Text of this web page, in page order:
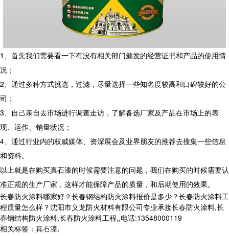
1、首先我们需要看一下有没有相关部门颁发的经营证书和产品的使用情
况；
2、通过多种方式挑选，过滤，尽量选择一些知名度较高和口碑较好的公
司；
3、自己亲自去市场进行调查走访，了解备选厂家及产品在市场上的表
现、运作、销量状况；
4、通过行业内的权威媒体、资深展会及业界朋友的推荐去搜集一些信息
和资料。
以上就是在购买真石漆的时候需要注意的问题，我们在购买的时候需要认
准正规的生产厂家，这样才能保障产品的质量，和后期使用的效果。
长春防火涂料哪家好？长春钢结构防火涂料报价是多少？长春防火涂料工
程质量怎么样？沈阳市义龙防火材料有限公司专业承接长春防火涂料,长
春钢结构防火涂料,长春防火涂料工程,,电话:13548000119
相关标签： 真石漆,